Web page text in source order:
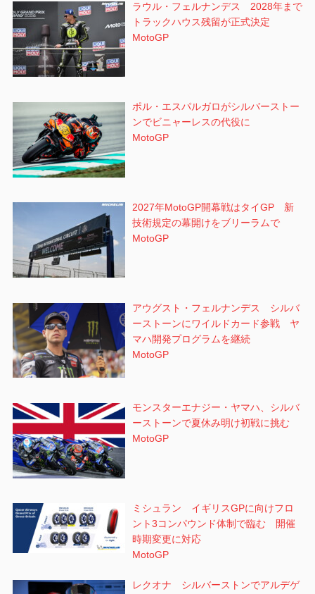
ラウル・フェルナンデス 2028年まで
トラックハウス残留が正式決定
MotoGP
ポル・エスパルガロがシルバーストー
ンでビニャーレスの代役に
MotoGP
2027年MotoGP開幕戦はタイGP 新
技術規定の幕開けをブリーラムで
MotoGP
アウグスト・フェルナンデス シルバ
ーストーンにワイルドカード参戦 ヤ
マハ開発プログラムを継続
MotoGP
モンスターエナジー・ヤマハ、シルバ
ーストーンで夏休み明け初戦に挑む
MotoGP
ミシュラン イギリスGPに向けフロ
ント3コンパウンド体制で臨む 開催
時期変更に対応
MotoGP
レクオナ シルバーストンでアルデゲ